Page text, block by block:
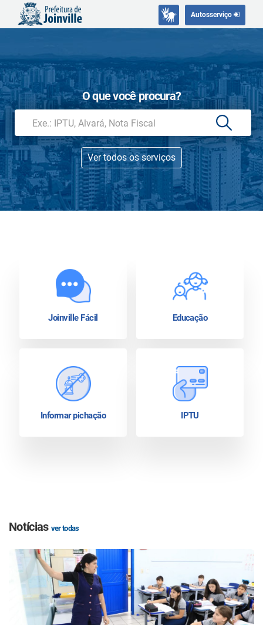
Autosserviço
O que você procura?
Ver todos os serviços
Joinville Fácil Educação
Informar pichação IPTU
Notícias ver todas